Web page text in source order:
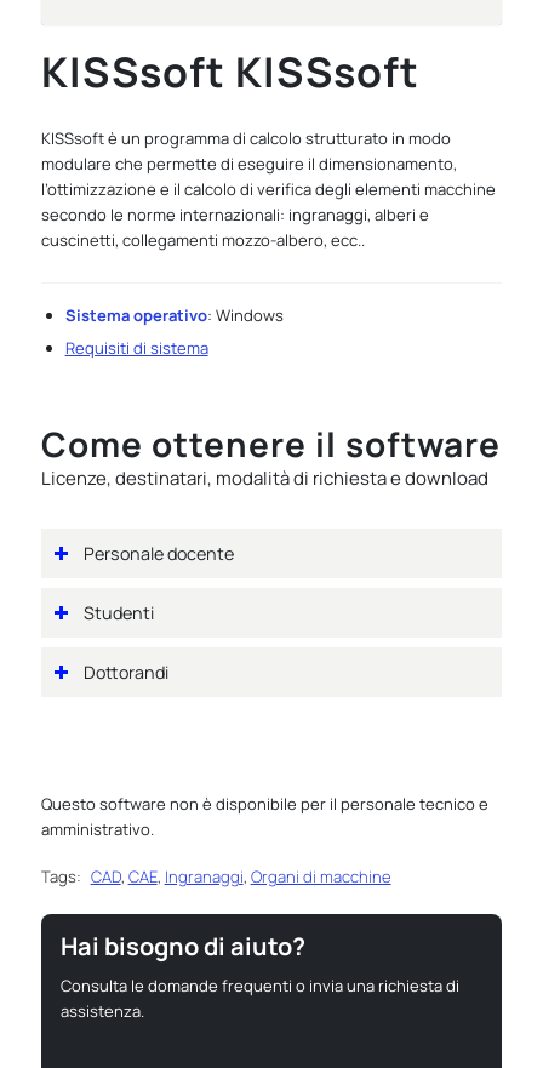
KISSsoft KISSsoft
KISSsoft è un programma di calcolo strutturato in modo
modulare che permette di eseguire il dimensionamento,
l’ottimizzazione e il calcolo di verifica degli elementi macchine
secondo le norme internazionali: ingranaggi, alberi e
cuscinetti, collegamenti mozzo-albero, ecc..
Sistema operativo: Windows
Requisiti di sistema
Come ottenere il software
Licenze, destinatari, modalità di richiesta e download
Personale docente
Studenti
Dottorandi
Questo software non è disponibile per il personale tecnico e
amministrativo.
Tags: CAD, CAE, Ingranaggi, Organi di macchine
Hai bisogno di aiuto?
Consulta le domande frequenti o invia una richiesta di
assistenza.